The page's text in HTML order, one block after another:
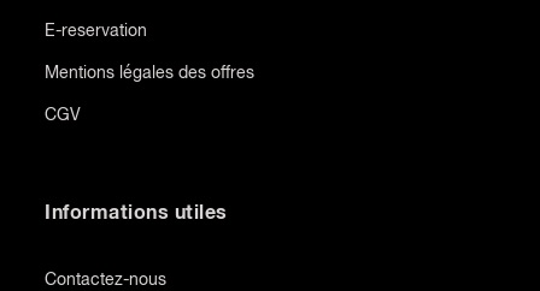
E-reservation
Mentions légales des offres
CGV
Informations utiles
Contactez-nous